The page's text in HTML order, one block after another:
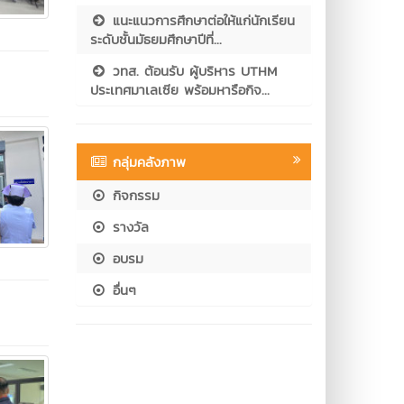
แนะแนวการศึกษาต่อให้แก่นักเรียน
ระดับชั้นมัธยมศึกษาปีที่...
วทส. ต้อนรับ ผู้บริหาร UTHM
ประเทศมาเลเซีย พร้อมหารือกิจ...
กลุ่มคลังภาพ
กิจกรรม
รางวัล
อบรม
อื่นๆ